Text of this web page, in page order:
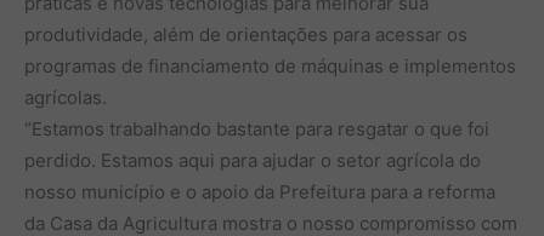
produtividade, além de orientações para acessar os
programas de financiamento de máquinas e implementos
agrícolas.
“Estamos trabalhando bastante para resgatar o que foi
perdido. Estamos aqui para ajudar o setor agrícola do
nosso município e o apoio da Prefeitura para a reforma
da Casa da Agricultura mostra o nosso compromisso com